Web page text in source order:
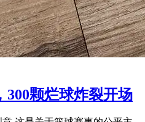
300颗烂球炸裂开场